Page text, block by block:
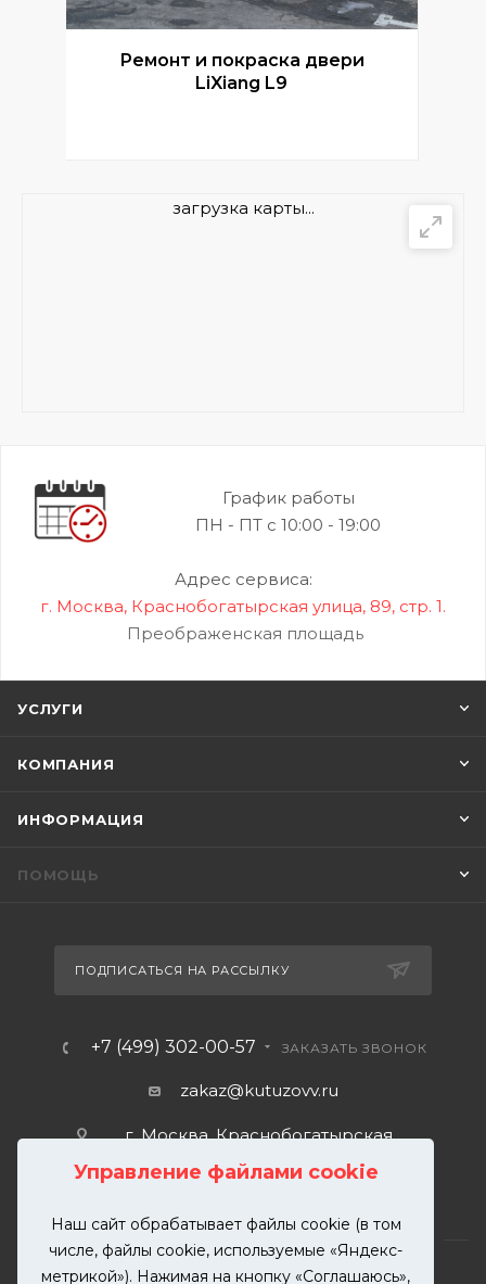
Управление файлами cookie
Наш сайт обрабатывает файлы cookie (в том
числе, файлы cookie, используемые «Яндекс-
метрикой»). Нажимая на кнопку «Соглашаюсь»,
Ремонт и покраска двери
LiXiang L9
загрузка карты...
График работы
ПН - ПТ с 10:00 - 19:00
Адрес сервиса:
г. Москва, Краснобогатырская улица, 89, стр. 1.
Преображенская площадь
УСЛУГИ
КОМПАНИЯ
ИНФОРМАЦИЯ
ПОМОЩЬ
ПОДПИСАТЬСЯ НА РАССЫЛКУ
+7 (499) 302-00-57 ЗАКАЗАТЬ ЗВОНОК
zakaz@kutuzovv.ru
г. Москва, Краснобогатырская